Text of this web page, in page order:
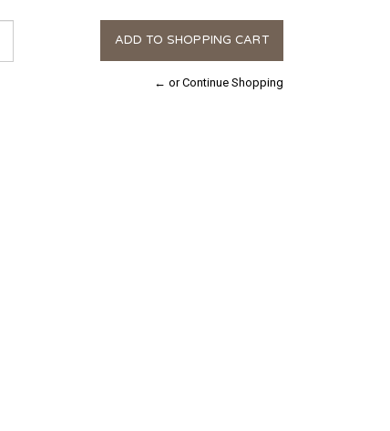
← or Continue Shopping